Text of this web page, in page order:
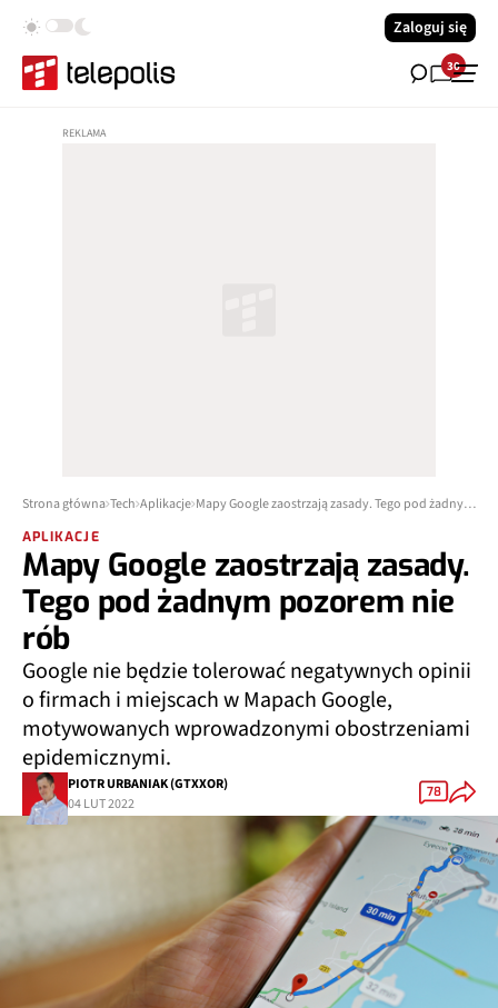
Zaloguj się
30
Strona główna Tech Aplikacje Mapy Google zaostrzają zasady. Tego pod żadnym pozorem nie rób
APLIKACJE
Mapy Google zaostrzają zasady.
Tego pod żadnym pozorem nie
rób
Google nie będzie tolerować negatywnych opinii
o firmach i miejscach w Mapach Google,
motywowanych wprowadzonymi obostrzeniami
epidemicznymi.
PIOTR URBANIAK (GTXXOR)
04 LUT 2022
78